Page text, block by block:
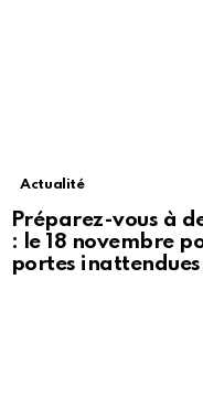
Actualité
Préparez-vous à
: le 18 novembre
portes